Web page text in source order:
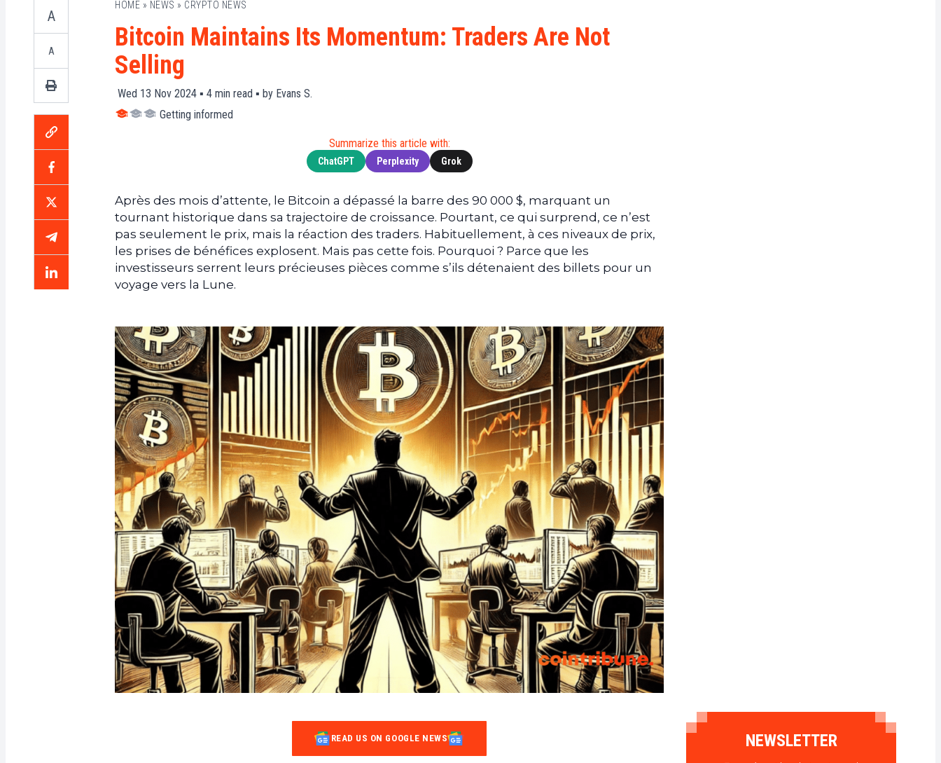
Tech
News
XRP
(XRP)
Ultimate
Guide
Ultimate
Guides
To
Trading
A
A
HOME » NEWS » CRYPTO NEWS
Bitcoin Maintains Its Momentum: Traders Are Not
Selling
Wed 13 Nov 2024 ▪ 4 min read ▪ by Evans S.
Getting informed
Summarize this article with:
ChatGPT Perplexity Grok
Après des mois d’attente, le Bitcoin a dépassé la barre des 90 000 $, marquant un
tournant historique dans sa trajectoire de croissance. Pourtant, ce qui surprend, ce n’est
pas seulement le prix, mais la réaction des traders. Habituellement, à ces niveaux de prix,
les prises de bénéfices explosent. Mais pas cette fois. Pourquoi ? Parce que les
investisseurs serrent leurs précieuses pièces comme s’ils détenaient des billets pour un
voyage vers la Lune.
READ US ON GOOGLE NEWS NEWSLETTER